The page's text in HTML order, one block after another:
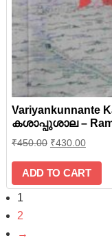
Variyankunnante
കശാപ്പുശാല –
₹450.00 ₹430.00
ADD TO CART
1
2
→